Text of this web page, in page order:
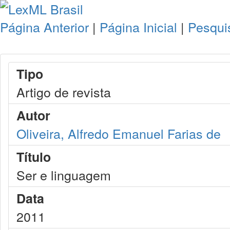
Página Anterior | Página Inicial |
Tipo
Artigo de revista
Autor
Oliveira, Alfredo Emanuel Farias de
Título
Ser e linguagem
Data
2011